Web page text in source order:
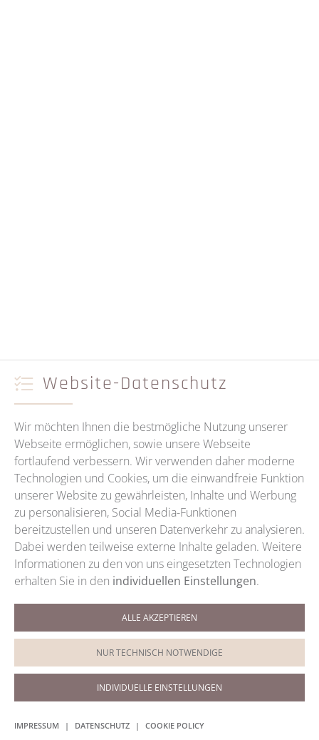
+49 (0)9921 5959
Termine / WhatsApp
0151 200 88028
Website-Datenschutz
Wir möchten Ihnen die bestmögliche Nutzung unserer
Webseite ermöglichen, sowie unsere Webseite
fortlaufend verbessern. Wir verwenden daher moderne
Technologien und Cookies, um die einwandfreie Funktion
unserer Website zu gewährleisten, Inhalte und Werbung
zu personalisieren, Social Media-Funktionen
bereitzustellen und unseren Datenverkehr zu analysieren.
Dabei werden teilweise externe Inhalte geladen. Weitere
Informationen zu den von uns eingesetzten Technologien
erhalten Sie in den individuellen Einstellungen.
ALLE AKZEPTIEREN
NUR TECHNISCH NOTWENDIGE
IMPRESSUM | DATENSCHUTZ | COOKIE POLICY
INDIVIDUELLE EINSTELLUNGEN